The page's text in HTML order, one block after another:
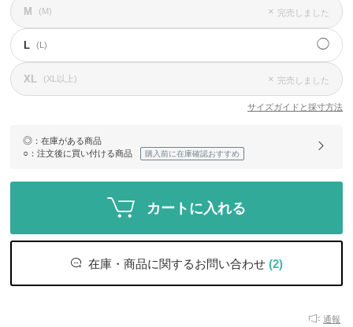
M (M) × 完売しました
L (L) ◯
XL (XL以上) × 完売しました
サイズガイドと採寸方法
◎ ：在庫がある商品
○ ：注文後に買い付ける商品 購入前に在庫確認おすすめ
カートに入れる
在庫・商品に関するお問い合わせ (2)
通報